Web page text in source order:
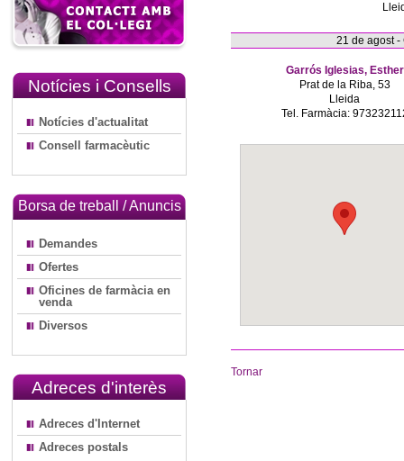
Notícies i Consells
Notícies d'actualitat
Consell farmacèutic
Borsa de treball / Anuncis
Demandes
Ofertes
Oficines de farmàcia en
venda
Diversos
Adreces d'interès
Adreces d'Internet
Adreces postals
21 de agost -
Garrós Iglesias, Esther
Prat de la Riba, 53
Lleida
Tel. Farmàcia:
Tornar